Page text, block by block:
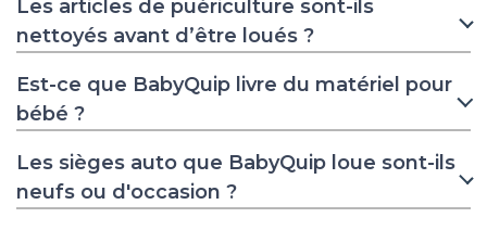
Les articles de puériculture sont-ils
nettoyés avant d’être loués ?
Est-ce que BabyQuip livre du matériel pour
bébé ?
Les sièges auto que BabyQuip loue sont-ils
neufs ou d'occasion ?